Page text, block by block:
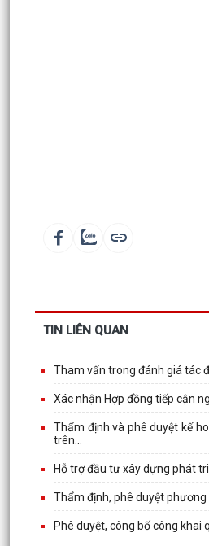
TIN LIÊN QUAN
Tham vấn trong đánh giá tác
Xác nhận Hợp đồng tiếp cận
Thẩm định và phê duyệt kế
trên...
Hỗ trợ đầu tư xây dựng phát
Thẩm định, phê duyệt
Phê duyệt, công bố công khai